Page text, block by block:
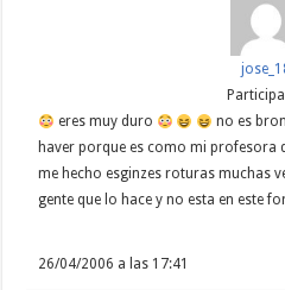
eres muy duro
no es
haver porque es como mi profesora
me hecho esginzes roturas muchas
gente que lo hace y no esta en este
26/04/2006 a las 17:41